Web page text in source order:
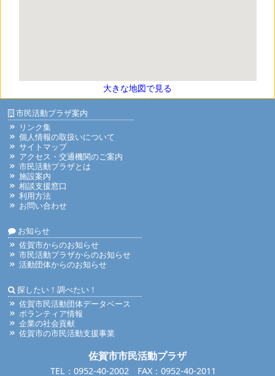
大きな地図で見る
市民活動プラザ案内
リンク集
個人情報の取扱いについて
サイトマップ
アクセス・交通機関のご案内
市民活動プラザとは
施設案内
相談支援窓口
利用方法
お問い合わせ
お知らせ
佐賀市からのお知らせ
市民活動プラザからのお知らせ
活動団体からのお知らせ
探したい！調べたい！
佐賀市民活動団体データベース
ボランティア情報
企業の社会貢献
佐賀市の市民活動支援事業
佐賀市市民活動プラザ
TEL：0952-40-2002 FAX：0952-40-2011